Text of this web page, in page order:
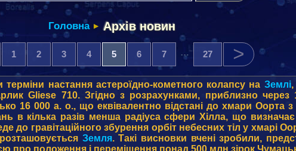
Головна ▶ Архів новин
1 2 3 4 5 6 7 … 27 >
терміни настання астероїдно-кометного колапсу на Землі,
Gliese 710. Згідно з розрахунками, приблизно
16 000 а. о., що еквівалентно відстані до хмари Оорта
в кілька разів менша радіуса сфери Хілла, що
до гравітаційного збурення орбіт небесних тіл у хмарі
Земля. Такі висновки вчені зробили,
про положення і переміщення понад 500 млн зірок